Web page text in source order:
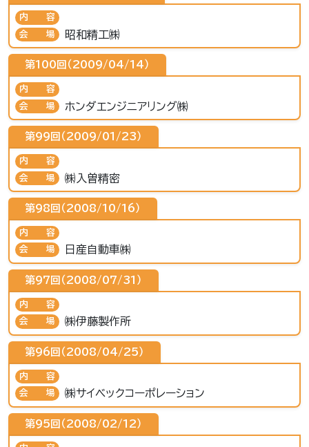
内容
会場
昭和精工㈱
第100回（2009/04/14）
内容
会場
ホンダエンジニアリング㈱
第99回（2009/01/23）
内容
会場
㈱入曽精密
第98回（2008/10/16）
内容
会場
日産自動車㈱
第97回（2008/07/31）
内容
会場
㈱伊藤製作所
第96回（2008/04/25）
内容
会場
㈱サイベックコーポレーション
第95回（2008/02/12）